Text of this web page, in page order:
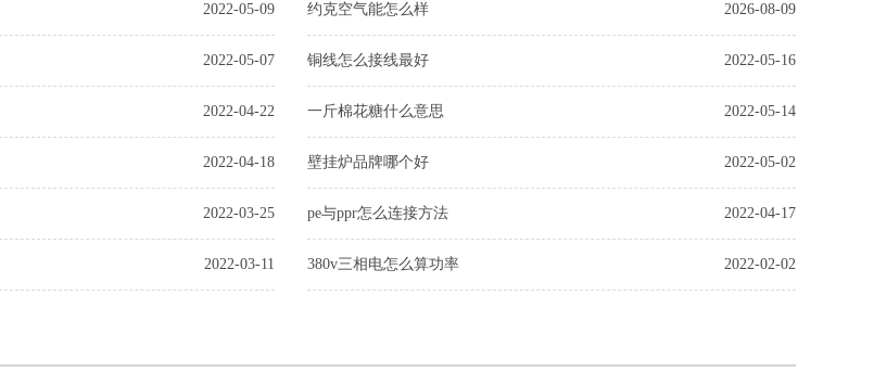
2022-05-09
2022-05-07
2022-04-22
2022-04-18
2022-03-25
2022-03-11
约克空气能怎么样 2026-08-09
铜线怎么接线最好 2022-05-16
一斤棉花糖什么意思 2022-05-14
壁挂炉品牌哪个好 2022-05-02
pe与ppr怎么连接方法 2022-04-17
380v三相电怎么算功率 2022-02-02